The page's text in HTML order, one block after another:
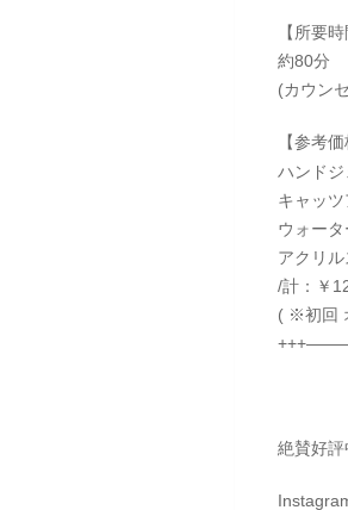
【所要時
約80分
(カウン
【参考
ハンド
キャッ
ウォー
アクリ
/計：￥
( ※初回
絶賛好